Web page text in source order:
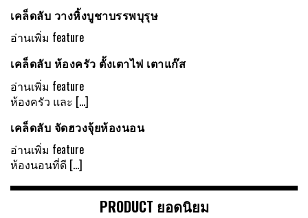
เคล็ดลับ วางหิ้งบูชาบรรพบุรุษ
อ่านเพิ่ม feature
เคล็ดลับ ห้องครัว ตั้งเตาไฟ เตาแก๊ส
อ่านเพิ่ม feature
ห้องครัว และ […]
เคล็ดลับ จัดฮวงจุ้ยห้องนอน
อ่านเพิ่ม feature
ห้องนอนที่ดี […]
PRODUCT ยอดนิยม